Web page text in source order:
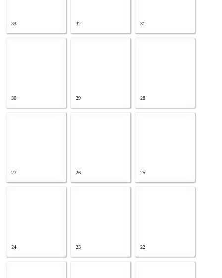
33 32 31
30 29 28
27 26 25
24 23 22